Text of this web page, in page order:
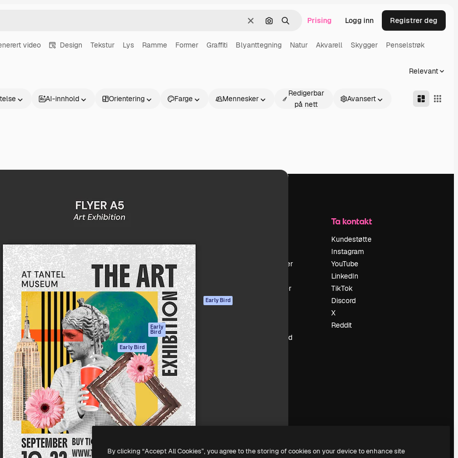
Slett Søk etter bilde
Søk Prising Logg inn Registrer deg
video Design Tekstur Lys Ramme Former Graffiti Blyanttegning Natur Akvarell Skygger Penselstrøk
Relevant
AI-innhold Orientering Farge Mennesker
Redigerbar
på nett
Avansert
enn 1 million abonnenter
byråer og studioer.
Produkter
AI-assistent
AI Image Generator
AI-videogenerator
AI-
stemmegenerator
Arkivinnhold
MCP for
Claude/ChatGPT
Early
Bird
Agenter Early Bird
API
Mobilapp
Alle Magnific-
verktøy
Dokumentasjon
Support
Vilkår for bruk
Personvernerklæring
Originaler
Early Bird
Retningslinjer for
informasjonskapsler
Tillitssenter
Affiliates
For bedrifter
Anmeldelser
Søketrender
Selg innhold
Ta kontakt
Kundestøtte
Instagram
YouTube
LinkedIn
TikTok
Discord
X
Reddit
2026Freepik Company S.L.U.Alle rettigheter forbeholdt.
By clicking “Accept All Cookies”, you agree to the storing of cookies on your device to enhance site